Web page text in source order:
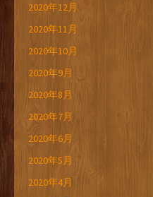
2020年12月
2020年11月
2020年10月
2020年9月
2020年8月
2020年7月
2020年6月
2020年5月
2020年4月